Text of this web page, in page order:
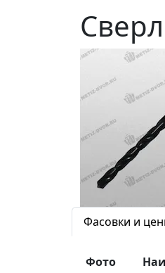
Фасовки и
Фото